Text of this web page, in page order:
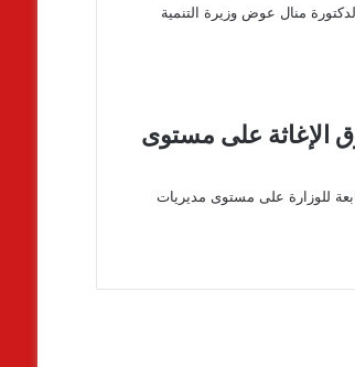
منال عوض وزيرة التنمية
الإغاثة على مستوى
للوزارة على مستوى مديريات